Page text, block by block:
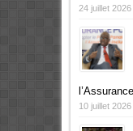
24 juillet 2026
10 juillet 2026